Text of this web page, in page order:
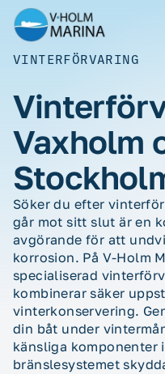
Skip
content
BOKA TID
VINTERFÖRVARING
Vaxholm
Söker du efter
går mot sitt slut är en
avgörande för att
korrosion. På V-Holm
specialiserad
kombinerar säker
vinterkonservering.
din båt under
känsliga komponenter
bränslesystemet